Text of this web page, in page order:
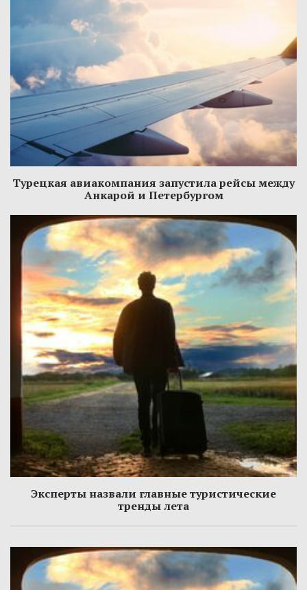
Турецкая авиакомпания запустила рейсы между
Анкарой и Петербургом
Эксперты назвали главные туристические
тренды лета